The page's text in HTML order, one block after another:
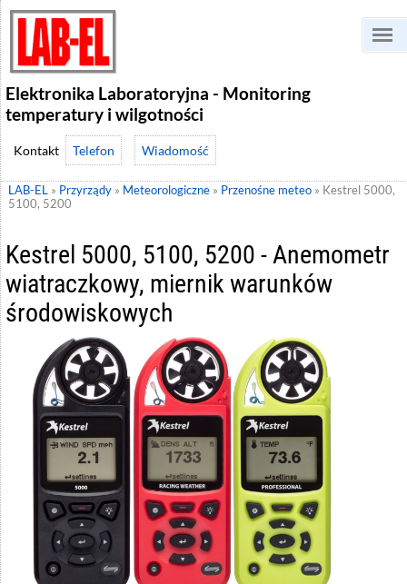
Elektronika Laboratoryjna - Monitoring
temperatury i wilgotności
Telefon Wiadomość
LAB-EL » Przyrządy » Meteorologiczne » Przenośne meteo » Kestrel 5000,
5100, 5200
Kestrel 5000, 5100, 5200 - Anemometr
wiatraczkowy, miernik warunków
środowiskowych